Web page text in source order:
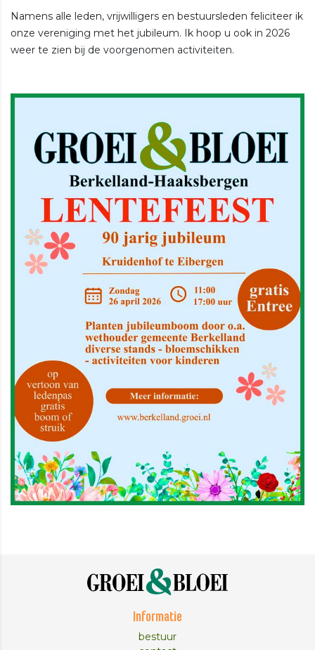
Namens alle leden, vrijwilligers en bestuursleden feliciteer ik
onze vereniging met het jubileum. Ik hoop u ook in 2026
weer te zien bij de voorgenomen activiteiten.
Informatie
bestuur